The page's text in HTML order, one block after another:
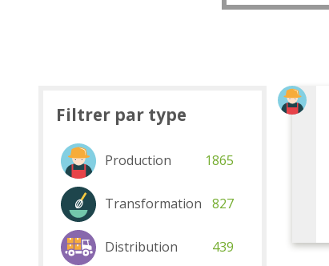
Filtrer par type
Production 1865
Transformation 827
Distribution 439